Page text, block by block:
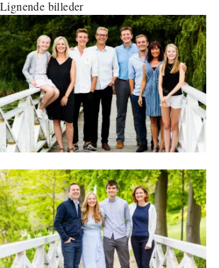
Lignende billeder